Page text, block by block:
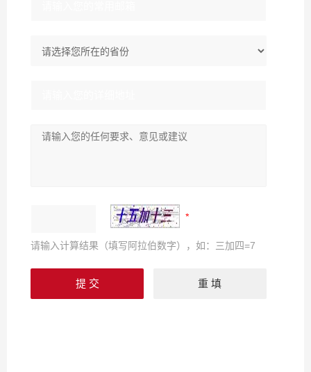
请输入计算结果（填写阿拉伯数字），如：三加四=7